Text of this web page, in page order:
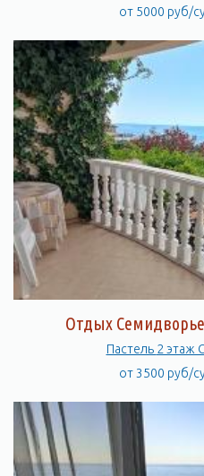
от 5000 руб/
Отдых
Пастель
от 3500 руб/